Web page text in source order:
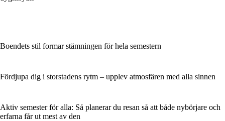
Boendets stil formar stämningen för hela semestern
Fördjupa dig i storstadens rytm – upplev atmosfären med alla sinnen
Aktiv semester för alla: Så planerar du resan så att både nybörjare och
erfarna får ut mest av den